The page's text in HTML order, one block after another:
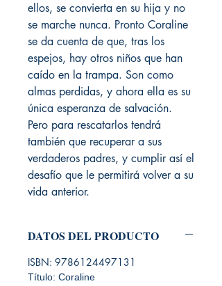
ellos, se convierta en su hija y no
se marche nunca. Pronto Coraline
se da cuenta de que, tras los
espejos, hay otros niños que han
caído en la trampa. Son como
almas perdidas, y ahora ella es su
única esperanza de salvación.
Pero para rescatarlos tendrá
también que recuperar a sus
verdaderos padres, y cumplir así el
desafío que le permitirá volver a su
vida anterior.
DATOS DEL PRODUCTO
ISBN: 9786124497131
Título: Coraline